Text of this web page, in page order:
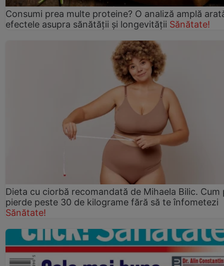
Consumi prea multe proteine? O analiză amplă
efectele asupra sănătății și longevității Sănătate!
Dieta cu ciorbă recomandată de Mihaela Bilic. Cum
pierde peste 30 de kilograme fără să te înfometezi
Sănătate!